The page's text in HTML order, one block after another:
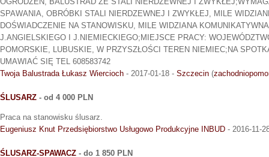
SPAWANIA, OBRÓBKI STALI NIERDZEWNEJ I ZWYKŁEJ, MILE
DOŚWIADCZENIE NA STANOWISKU, MILE WIDZIANA
J.ANGIELSKIEGO I J.NIEMIECKIEGO;MIEJSCE PRACY:
POMORSKIE, LUBUSKIE, W PRZYSZŁOŚCI TEREN NIEMIEC;NA
UMAWIAĆ SIĘ TEL 608583742
Twoja Balustrada Łukasz Wiercioch - 2017-01-18 - Szczecin (
ŚLUSARZ - od 4 000 PLN
Praca na stanowisku ślusarz.
Eugeniusz Knut Przedsiębiorstwo Usługowo Produkcyjne INBUD - 2016-11-
ŚLUSARZ-SPAWACZ - do 1 850 PLN